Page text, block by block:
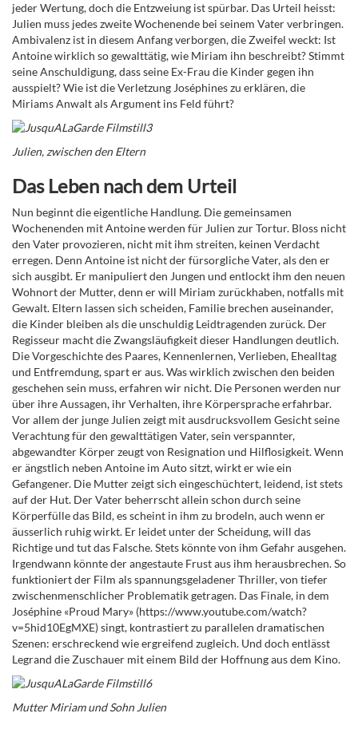
jeder Wertung, doch die Entzweiung ist spürbar. Das Urteil heisst:
Julien muss jedes zweite Wochenende bei seinem Vater verbringen.
Ambivalenz ist in diesem Anfang verborgen, die Zweifel weckt: Ist
Antoine wirklich so gewalttätig, wie Miriam ihn beschreibt? Stimmt
seine Anschuldigung, dass seine Ex-Frau die Kinder gegen ihn
ausspielt? Wie ist die Verletzung Joséphines zu erklären, die
Miriams Anwalt als Argument ins Feld führt?
Julien, zwischen den Eltern
Das Leben nach dem Urteil
Nun beginnt die eigentliche Handlung. Die gemeinsamen
Wochenenden mit Antoine werden für Julien zur Tortur. Bloss nicht
den Vater provozieren, nicht mit ihm streiten, keinen Verdacht
erregen. Denn Antoine ist nicht der fürsorgliche Vater, als den er
sich ausgibt. Er manipuliert den Jungen und entlockt ihm den neuen
Wohnort der Mutter, denn er will Miriam zurückhaben, notfalls mit
Gewalt. Eltern lassen sich scheiden, Familie brechen auseinander,
die Kinder bleiben als die unschuldig Leidtragenden zurück. Der
Regisseur macht die Zwangsläufigkeit dieser Handlungen deutlich.
Die Vorgeschichte des Paares, Kennenlernen, Verlieben, Ehealltag
und Entfremdung, spart er aus. Was wirklich zwischen den beiden
geschehen sein muss, erfahren wir nicht. Die Personen werden nur
über ihre Aussagen, ihr Verhalten, ihre Körpersprache erfahrbar.
Vor allem der junge Julien zeigt mit ausdrucksvollem Gesicht seine
Verachtung für den gewalttätigen Vater, sein verspannter,
abgewandter Körper zeugt von Resignation und Hilflosigkeit. Wenn
er ängstlich neben Antoine im Auto sitzt, wirkt er wie ein
Gefangener. Die Mutter zeigt sich eingeschüchtert, leidend, ist stets
auf der Hut. Der Vater beherrscht allein schon durch seine
Körperfülle das Bild, es scheint in ihm zu brodeln, auch wenn er
äusserlich ruhig wirkt. Er leidet unter der Scheidung, will das
Richtige und tut das Falsche. Stets könnte von ihm Gefahr ausgehen.
Irgendwann könnte der angestaute Frust aus ihm herausbrechen. So
funktioniert der Film als spannungsgeladener Thriller, von tiefer
zwischenmenschlicher Problematik getragen. Das Finale, in dem
Joséphine «Proud Mary» (https://www.youtube.com/watch?
v=5hid10EgMXE) singt, kontrastiert zu parallelen dramatischen
Szenen: erschreckend wie ergreifend zugleich. Und doch entlässt
Legrand die Zuschauer mit einem Bild der Hoffnung aus dem Kino.
Mutter Miriam und Sohn Julien